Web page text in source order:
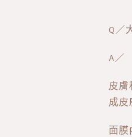
Q／
A／
皮膚
成皮
面膜